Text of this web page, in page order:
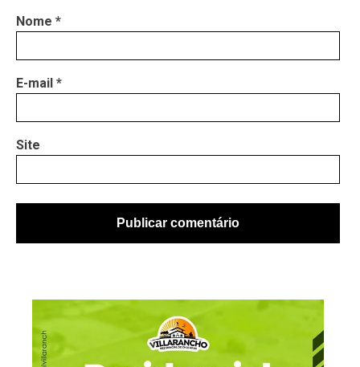
Nome *
E-mail *
Site